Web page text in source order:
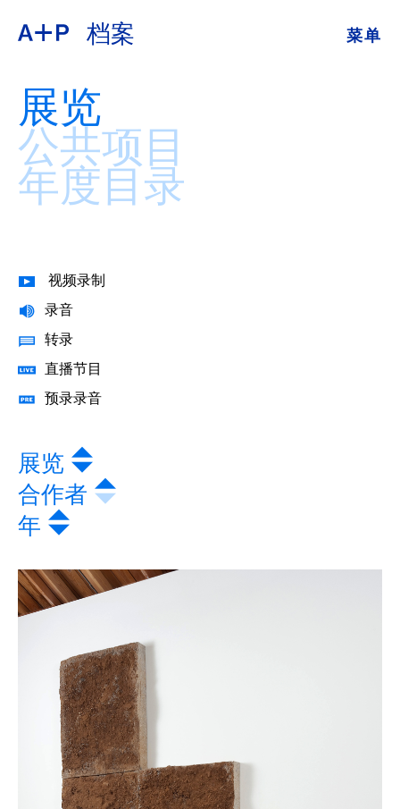
档案 菜单
教育
培养青年
展览
档案
捐
ESPAÑOL
普通话
日本語
展览
公共项目
年度目录
视频录制
录音
转录
直播节目
预录录音
展览
合作者
年